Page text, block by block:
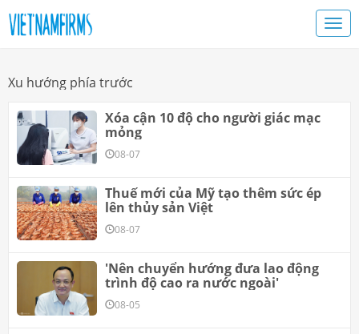
Xu hướng phía trước
Xóa cận 10 độ cho người giác mạc
mỏng
08-07
Thuế mới của Mỹ tạo thêm sức ép
lên thủy sản Việt
08-07
'Nên chuyển hướng đưa lao động
trình độ cao ra nước ngoài'
08-05